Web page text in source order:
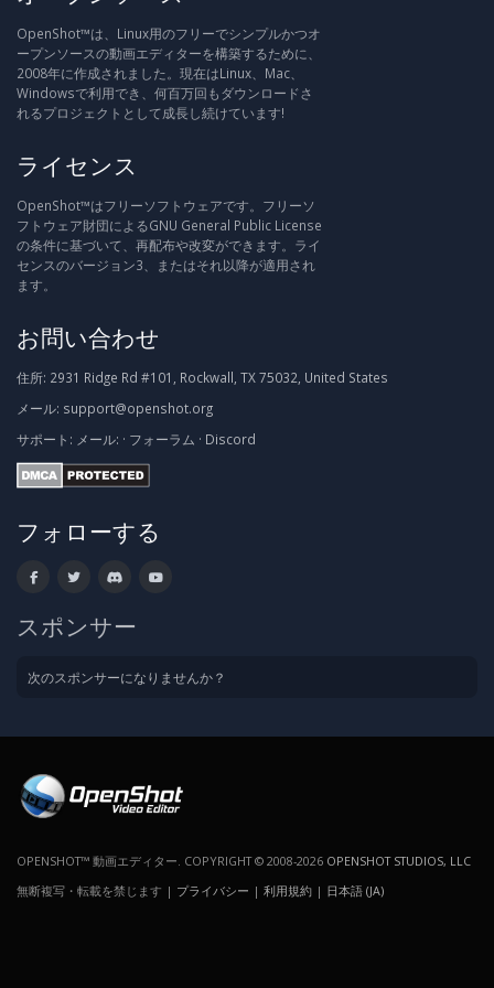
OpenShot™は、Linux用のフリーでシンプルかつオ
ープンソースの動画エディターを構築するために、
2008年に作成されました。現在はLinux、Mac、
Windowsで利用でき、何百万回もダウンロードさ
れるプロジェクトとして成長し続けています!
ライセンス
OpenShot™はフリーソフトウェアです。フリーソ
フトウェア財団によるGNU General Public License
の条件に基づいて、再配布や改変ができます。ライ
センスのバージョン3、またはそれ以降が適用され
ます。
お問い合わせ
住所: 2931 Ridge Rd #101, Rockwall, TX 75032, United States
メール: support@openshot.org
サポート: メール: · フォーラム · Discord
フォローする
スポンサー
次のスポンサーになりませんか？
OPENSHOT™ 動画エディター. COPYRIGHT © 2008-2026 OPENSHOT STUDIOS, LLC
無断複写・転載を禁じます | プライバシー | 利用規約 | 日本語 (JA)